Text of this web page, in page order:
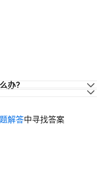
办？
解答中寻找答案